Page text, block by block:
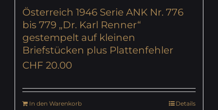
Österreich 1946 Serie ANK Nr. 776
bis 779 „Dr. Karl Renner“
gestempelt auf kleinen
Briefstücken plus Plattenfehler
CHF 20.00
In den Warenkorb Details